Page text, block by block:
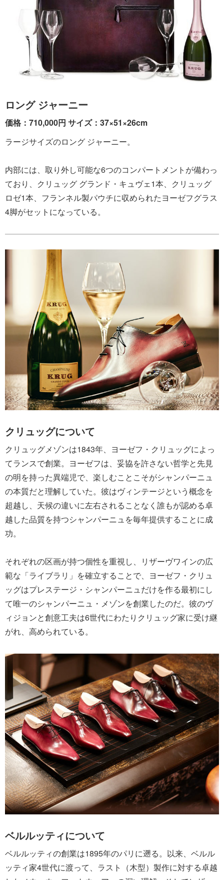
ロング ジャーニー
価格：710,000円 サイズ：37×51×26cm
ラージサイズのロング ジャーニー。
内部には、取り外し可能な6つのコンパートメントが備わっ
ており、クリュッグ グランド・キュヴェ1本、クリュッグ
ロゼ1本、フランネル製パウチに収められたヨーゼフグラス
4脚がセットになっている。
クリュッグについて
クリュッグメゾンは1843年、ヨーゼフ・クリュッグによっ
てランスで創業。ヨーゼフは、妥協を許さない哲学と先見
の明を持った異端児で、楽しむことこそがシャンパーニュ
の本質だと理解していた。彼はヴィンテージという概念を
超越し、天候の違いに左右されることなく誰もが認める卓
越した品質を持つシャンパーニュを毎年提供することに成
功。
それぞれの区画が持つ個性を重視し、リザーヴワインの広
範な「ライブラリ」を確立することで、ヨーゼフ・クリュ
ッグはプレステージ・シャンパーニュだけを作る最初にし
て唯一のシャンパーニュ・メゾンを創業したのだ。彼のヴ
ィジョンと創意工夫は6世代にわたりクリュッグ家に受け継
がれ、高められている。
ベルルッティについて
ベルルッティの創業は1895年のパリに遡る。以来、ベルル
ッティ家4世代に渡って、ラスト（木型）製作に対する卓越